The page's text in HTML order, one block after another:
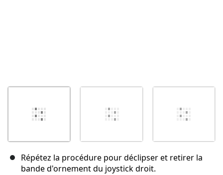
Répétez la procédure pour déclipser et retirer la
bande d'ornement du joystick droit.